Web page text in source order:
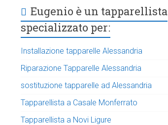
Eugenio è un tapparellista
specializzato per:
Installazione tapparelle Alessandria
Riparazione Tapparelle Alessandria
sostituzione tapparelle ad Alessandria
Tapparellista a Casale Monferrato
Tapparellista a Novi Ligure